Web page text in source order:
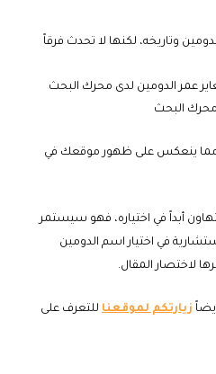
وتاريخه، لكنها لا تحدث فرقاً
عمر الدومين لدى محرك البحث
محرك البحث
مما ينعكس على ظهور موقعك في
أبداً في اختياره، فهو سيستمر
في اختيار اسم الدومين
لاختصار المقال.
زيارتكم لموقعنا للتعرف على